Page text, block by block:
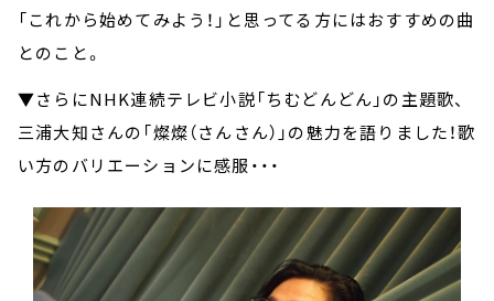
「これから始めてみよう！」と思ってる方にはおすすめの曲
とのこと。
▼さらにNHK連続テレビ小説「ちむどんどん」の主題歌、
三浦大知さんの「燦燦（さんさん）」の魅力を語りました！歌
い方のバリエーションに感服・・・